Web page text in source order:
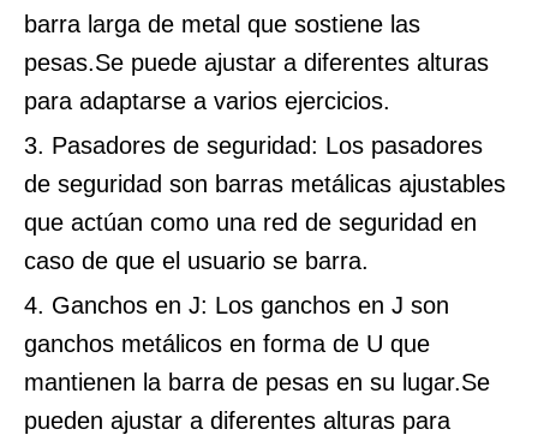
barra larga de metal que sostiene las
pesas.Se puede ajustar a diferentes alturas
para adaptarse a varios ejercicios.
3. Pasadores de seguridad: Los pasadores
de seguridad son barras metálicas ajustables
que actúan como una red de seguridad en
caso de que el usuario se barra.
4. Ganchos en J: Los ganchos en J son
ganchos metálicos en forma de U que
mantienen la barra de pesas en su lugar.Se
pueden ajustar a diferentes alturas para